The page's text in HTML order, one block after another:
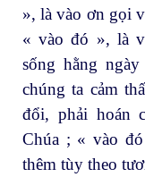
», là vào ơn gọi
« vào đó », là
sống hằng
chúng ta cảm
đổi, phải hoán
Chúa ; « vào
thêm tùy theo